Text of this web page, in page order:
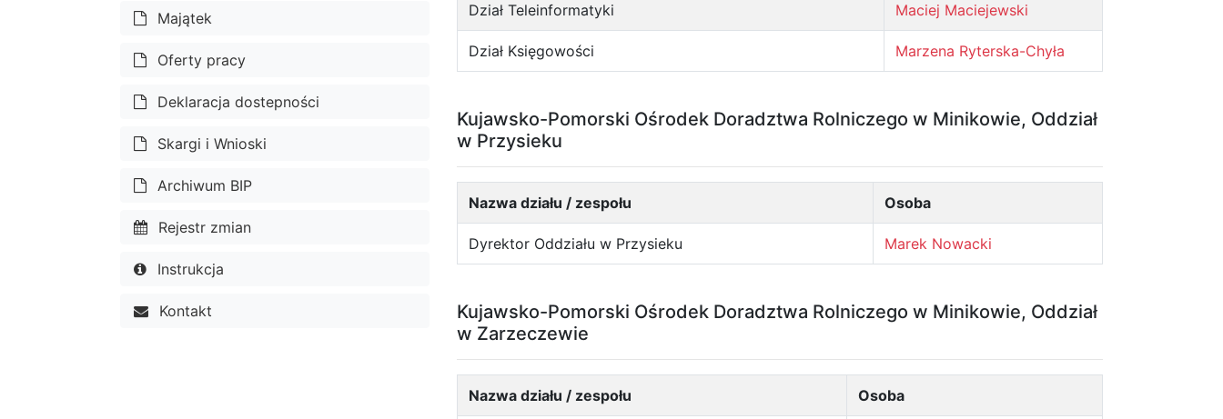
Majątek
Oferty pracy
Deklaracja dostepności
Skargi i Wnioski
Archiwum BIP
Rejestr zmian
Instrukcja
Kontakt
Dział Teleinformatyki Maciej Maciejewski
Dział Księgowości Marzena Ryterska-Chyła
Kujawsko-Pomorski Ośrodek Doradztwa Rolniczego w Minikowie, Oddział
w Przysieku
Nazwa działu / zespołu Osoba
Dyrektor Oddziału w Przysieku Marek Nowacki
Kujawsko-Pomorski Ośrodek Doradztwa Rolniczego w Minikowie, Oddział
w Zarzeczewie
Nazwa działu / zespołu Osoba